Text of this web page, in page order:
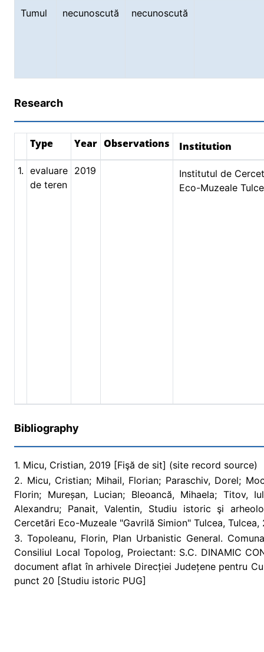
Tumul necunoscută necunoscută
Research
Type Year Observations Institution
1. evaluare
de teren
2019
Institutul de
Eco-Muzeale
Bibliography
1. Micu, Cristian, 2019 [Fişă de sit] (site record source)
2. Micu, Cristian; Mihail, Florian; Paraschiv, Dorel;
Florin; Mureșan, Lucian; Bleoancă, Mihaela; Titov,
Alexandru; Panait, Valentin, Studiu istoric şi
Cercetări Eco-Muzeale "Gavrilă Simion" Tulcea,
3. Topoleanu, Florin, Plan Urbanistic General.
Consiliul Local Topolog, Proiectant: S.C. DINAMIC
document aflat în arhivele Direcției Județene pentru
punct 20 [Studiu istoric PUG]